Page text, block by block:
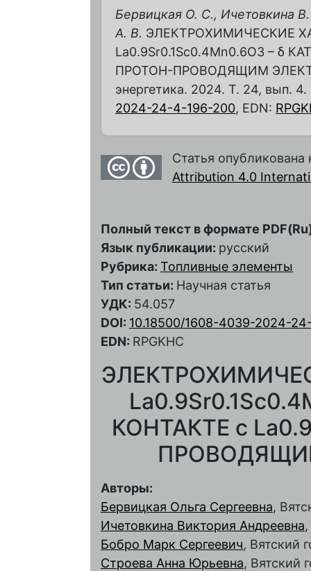
Бервицкая О. С., Ичетовкина
А. В. ЭЛЕКТРОХИМИЧЕСКИЕ
La0.9Sr0.1Sс0.4Mn0.6O3 – δ
ПРОТОН-ПРОВОДЯЩИМ
энергетика. 2024. Т. 24, вып.
2024-24-4-196-200, EDN:
Статья
Attribution 4.0
Полный текст в формате
Язык публикации: русский
Рубрика: Топливные элементы
Тип статьи: Научная статья
УДК: 54.057
DOI: 10.18500/1608-4039-2024-
EDN: RPGKHC
КОНТАКТЕ с
Авторы:
Бервицкая Ольга Сергеевна,
Ичетовкина Виктория Андреевна
Бобро Марк Сергеевич, Вятский
Строева Анна Юрьевна, Вятский